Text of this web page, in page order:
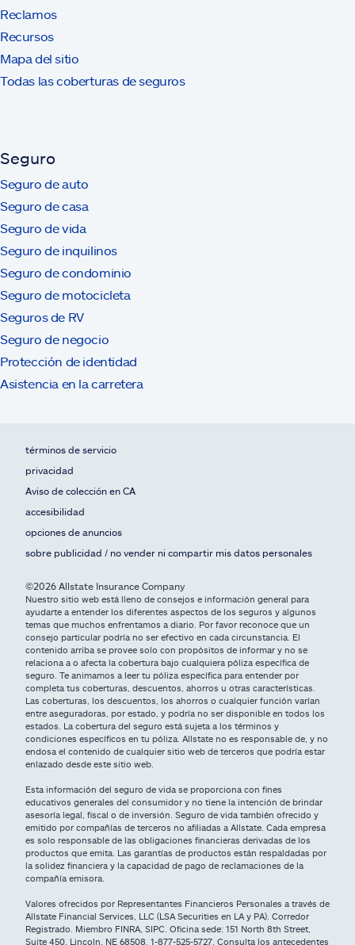
Reclamos
Recursos
Mapa del sitio
Todas las coberturas de seguros
Seguro
Seguro de auto
Seguro de casa
Seguro de vida
Seguro de inquilinos
Seguro de condominio
Seguro de motocicleta
Seguros de RV
Seguro de negocio
Protección de identidad
Asistencia en la carretera
términos de servicio
privacidad
Aviso de colección en CA
accesibilidad
opciones de anuncios
sobre publicidad / no vender ni compartir mis datos personales
©2026 Allstate Insurance Company
Nuestro sitio web está lleno de consejos e información general para
ayudarte a entender los diferentes aspectos de los seguros y algunos
temas que muchos enfrentamos a diario. Por favor reconoce que un
consejo particular podría no ser efectivo en cada circunstancia. El
contenido arriba se provee solo con propósitos de informar y no se
relaciona a o afecta la cobertura bajo cualquiera póliza específica de
seguro. Te animamos a leer tu póliza específica para entender por
completa tus coberturas, descuentos, ahorros u otras características.
Las coberturas, los descuentos, los ahorros o cualquier función varían
entre aseguradoras, por estado, y podría no ser disponible en todos los
estados. La cobertura del seguro está sujeta a los términos y
condiciones específicos en tu póliza. Allstate no es responsable de, y no
endosa el contenido de cualquier sitio web de terceros que podría estar
enlazado desde este sitio web.
Esta información del seguro de vida se proporciona con fines
educativos generales del consumidor y no tiene la intención de brindar
asesoría legal, fiscal o de inversión. Seguro de vida también ofrecido y
emitido por compañías de terceros no afiliadas a Allstate. Cada empresa
es solo responsable de las obligaciones financieras derivadas de los
productos que emita. Las garantías de productos están respaldadas por
la solidez financiera y la capacidad de pago de reclamaciones de la
compañía emisora.
Valores ofrecidos por Representantes Financieros Personales a través de
Allstate Financial Services, LLC (LSA Securities en LA y PA). Corredor
Registrado. Miembro FINRA, SIPC. Oficina sede: 151 North 8th Street,
Suite 450, Lincoln, NE 68508. 1-877-525-5727. Consulta los antecedentes